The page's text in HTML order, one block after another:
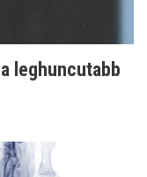
leghuncutabb